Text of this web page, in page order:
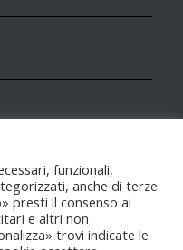
S.r.l. - Qualsiasi uso e/o
funzionali,
anche di terze
presti il consenso ai
e altri non
trovi indicate le